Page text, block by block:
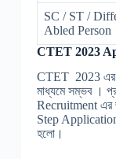
SC / ST /
Abled Person
CTET 2023
CTET 2023 এর
মাধ্যমে সম্ভব ।
Recruitment এর
Step Application
হলো।